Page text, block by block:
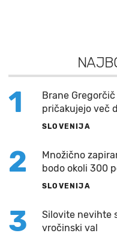
1
Brane
pričakujejo več
SLOVENIJA
2
Množično
bodo okoli 300
SLOVENIJA
3
Silovite nevihte
vročinski val